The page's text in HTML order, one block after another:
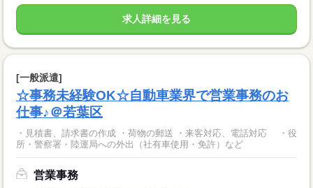
求人詳細を見る
[一般派遣]
☆事務未経験OK☆自動車業界で営業事務のお
仕事♪＠若葉区
・見積書、請求書の作成 ・荷物の郵送 ・来客対応、電話対応 ・役
所・警察署・陸運局への外出（社有車使用・免許）など
営業事務